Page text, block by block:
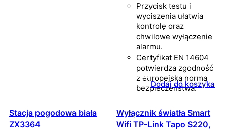
Przycisk testu i
wyciszenia ułatwia
kontrolę oraz
chwilowe wyłączenie
alarmu.
Certyfikat EN 14604
potwierdza zgodność
z europejską normą
bezpieczeństwa.
Dodaj do koszyka
Stacja pogodowa biała
ZX3364
Wyłącznik światła Smart
Wifi TP-Link Tapo S220,